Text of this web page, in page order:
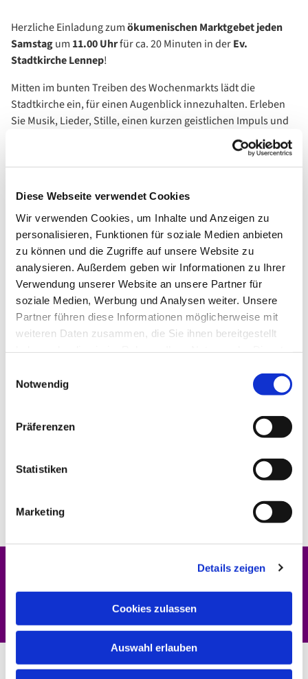
Diese Webseite verwendet Cookies
Wir verwenden Cookies, um Inhalte und Anzeigen zu
personalisieren, Funktionen für soziale Medien anbieten
zu können und die Zugriffe auf unsere Website zu
analysieren. Außerdem geben wir Informationen zu Ihrer
Verwendung unserer Website an unsere Partner für
soziale Medien, Werbung und Analysen weiter. Unsere
Partner führen diese Informationen möglicherweise mit
weiteren Daten zusammen, die Sie ihnen bereitgestellt
Notwendig
Präferenzen
Statistiken
Marketing
Details zeigen
Cookies zulassen
Auswahl erlauben
Herzliche Einladung zumökumenischenMarktgebetjeden
Samstagum 11.00 Uhrfür ca. 20 Minuten in derEv.
Stadtkirche Lennep!
Mitten im bunten Treiben des Wochenmarkts lädt die
Stadtkirche ein, für einen Augenblick innezuhalten. Erleben
Sie Musik, Lieder, Stille, einen kurzen geistlichen Impuls und
Offen für alle – unabhängig von Konfession oder Glauben. Ob
Das Team des Marktgebets bereitet jede Woche mit Liebe und
Sorgfalt den geistlichen Impuls vor und bedankt sich schon
jetzt für Ihr Kommen, Ihre Offenheit und freut sich auf Sie.
Dies könnte Sie auch interessieren